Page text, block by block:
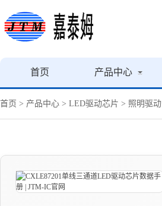
首页 产品中心
首页 > 产品中心 > LED驱动芯片 > 照明驱动